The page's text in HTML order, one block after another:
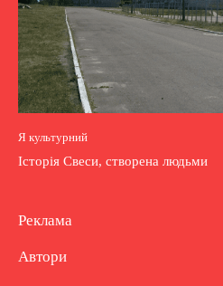
Я культурний
Історія Свеси, створена людьми
Реклама
Автори